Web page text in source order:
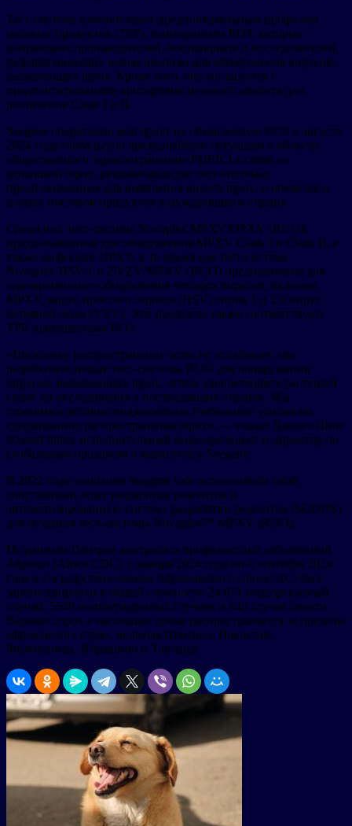
Тест-система соответствует предпочтительным профилям
целевых продуктов (TPP), выпущенным ВОЗ, которые
направляют производителей, поставщиков и исследователей,
разрабатывающих новые анализы для обнаружения вирусов,
вызывающих mpox. Кроме того, она согласуется с
предпочтительными критериями целевого аналита для
различения Clade I и II.
Seegene оперативно реагирует на объявленную ВОЗ в августе
2024 года глобальную чрезвычайную ситуацию в области
общественного здравоохранения (PHEIC) в связи со
вспышкой mpox, разрабатывая две тест-системы,
предназначенные для выявления вируса mpox, и объявляя о
планах поставок продуктов в нуждающиеся страны.
Среди них тест-система Novaplex MPXV/OPXV (RUO),
предназначенная для обнаружения MPXV Clade I и Clade II, а
также инфекций OPXV, в то время как тест-система
Novaplex HSV-1 и 2/VZV/MPXV (RUO) предназначена для
одновременного обнаружения четырех вирусов, включая
MPXV, вирус простого герпеса (HSV) типов 1 и 2 и вирус
ветряной оспы (VZV). Эти продукты также соответствуют
TPP, выпущенным ВОЗ.
«Поскольку распространение оспы не ослабевает, мы
разработали новые тест-системы RUO для обнаружения
вирусов, вызывающих mpox, чтобы удовлетворить растущий
спрос на исследования в пострадавших странах. Мы
стремимся активно поддерживать глобальные усилия по
сдерживанию распространения mpox», — сказал Дэниел Шин
(Daniel Shin), исполнительный вице-президент и директор по
глобальным продажам и маркетингу Seegene.
В 2022 году компания Seegene уже использовала свой
собственный опыт разработки реагентов и
автоматизированную систему разработки реагентов (SGDDS)
для создания тест-системы Novaplex™ MPXV (RUO).
По данным Центров контроля и профилактики заболеваний
Африки (Africa CDC), с января 2024 года по 6 сентября 2024
года в государствах-членах Африканского союза (АС) был
зарегистрирован в общей сложности 24 851 подозреваемый
случай, 5549 подтвержденных случаев и 643 случая смерти.
Вариант mpox в настоящее время распространяется за пределы
африканских стран, включая Швецию, Пакистан,
Филиппины, Иорданию и Таиланд.